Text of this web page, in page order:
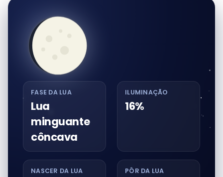
FASE DA LUA
Lua
minguante
côncava
ILUMINAÇÃO
16%
NASCER DA LUA PÔR DA LUA